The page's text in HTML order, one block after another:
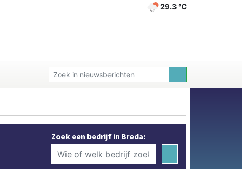
29.3 ℃
Zoek een bedrijf in Breda: